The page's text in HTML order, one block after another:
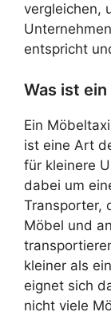
vergleichen,
entspricht
Was ist
Ein
ist eine Art
für kleinere
dabei um
Transporter,
Möbel und
kleiner als
eignet sich
nicht viele